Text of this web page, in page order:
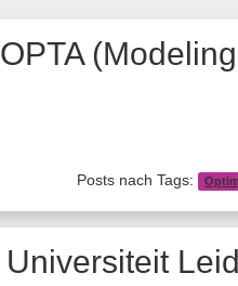
(Modeling
Posts nach Tags: